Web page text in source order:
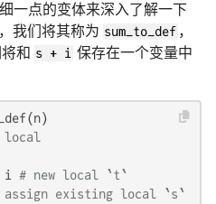
一点的变体来深入了解一下
我们将其称为 sum_to_def ，
和 s + i 保存在一个变量中
local
i
# new local `t`
assign existing local `s`